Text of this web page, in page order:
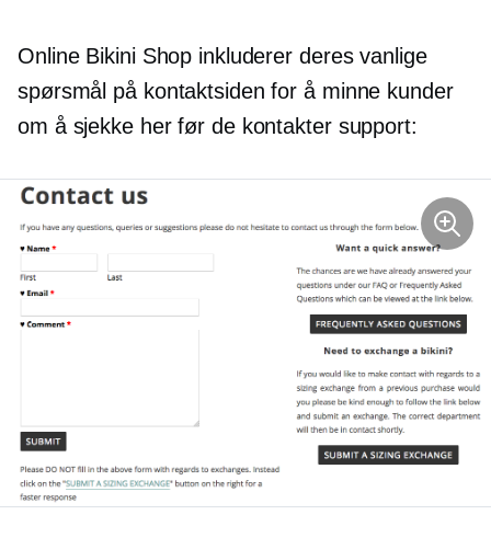
Online Bikini Shop inkluderer deres vanlige
spørsmål på kontaktsiden for å minne kunder
om å sjekke her før de kontakter support: